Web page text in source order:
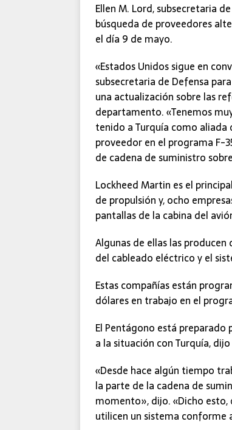
Ellen M. Lord, subsecretaria
búsqueda de proveedores
el día 9 de mayo.
«Estados Unidos sigue en
subsecretaria de Defensa
una actualización sobre las
departamento. «Tenemos
tenido a Turquía como aliada
proveedor en el programa F-
de cadena de suministro
Lockheed Martin es el
de propulsión y, ocho
pantallas de la cabina del
Algunas de ellas las
del cableado eléctrico y el
Estas compañías están
dólares en trabajo en el
El Pentágono está
a la situación con Turquía,
«Desde hace algún tiempo
la parte de la cadena de
momento», dijo. «Dicho
utilicen un sistema conforme